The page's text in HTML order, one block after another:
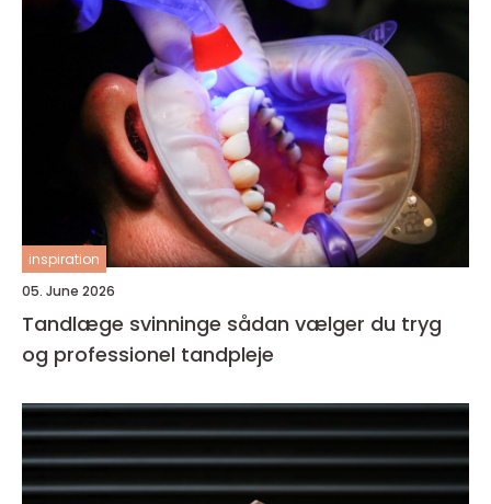
inspiration
05. June 2026
Tandlæge svinninge sådan vælger du tryg
og professionel tandpleje